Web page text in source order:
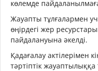
көлемде
Жауапты тұлғалармен
өңірдегі жер
пайдалануына әкелді.
Қадағалау актілерімен
тәртіптік